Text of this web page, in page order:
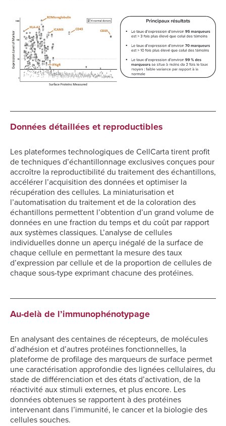
Données détaillées et reproductibles
Les plateformes technologiques de CellCarta tirent profit
de techniques d’échantillonnage exclusives conçues pour
accroître la reproductibilité du traitement des échantillons,
accélérer l’acquisition des données et optimiser la
récupération des cellules. La miniaturisation et
l’automatisation du traitement et de la coloration des
échantillons permettent l’obtention d’un grand volume de
données en une fraction du temps et du coût par rapport
aux systèmes classiques. L’analyse de cellules
individuelles donne un aperçu inégalé de la surface de
chaque cellule en permettant la mesure des taux
d’expression par cellule et de la proportion de cellules de
chaque sous-type exprimant chacune des protéines.
Au-delà de l’immunophénotypage
En analysant des centaines de récepteurs, de molécules
d’adhésion et d’autres protéines fonctionnelles, la
plateforme de profilage des marqueurs de surface permet
une caractérisation approfondie des lignées cellulaires, du
stade de différenciation et des états d’activation, de la
réactivité aux stimuli externes, et plus encore. Les
données obtenues se rapportent à des protéines
intervenant dans l’immunité, le cancer et la biologie des
cellules souches.